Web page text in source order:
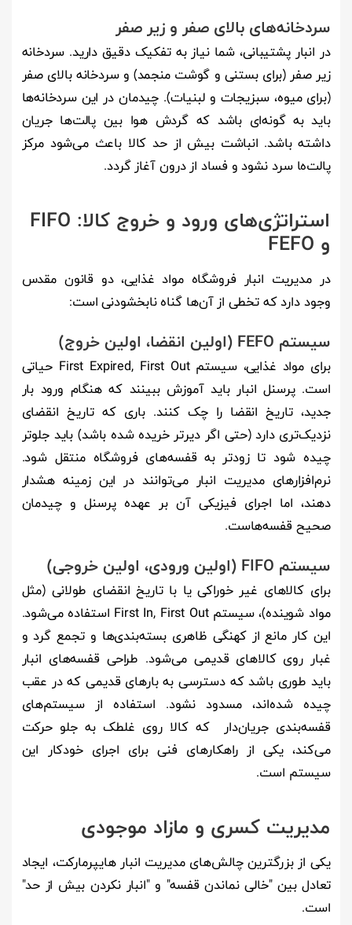
سردخانه‌های بالای صفر و زیر صفر
در انبار پشتیبانی، شما نیاز به تفکیک دقیق دارید. سردخانه
زیر صفر (برای بستنی و گوشت منجمد) و سردخانه بالای صفر
(برای میوه، سبزیجات و لبنیات). چیدمان در این سردخانه‌ها
باید به گونه‌ای باشد که گردش هوا بین پالت‌ها جریان
داشته باشد. انباشت بیش از حد کالا باعث می‌شود مرکز
پالت‌ها سرد نشود و فساد از درون آغاز گردد.
استراتژی‌های ورود و خروج کالا: FIFO
و FEFO
در مدیریت انبار فروشگاه مواد غذایی، دو قانون مقدس
وجود دارد که تخطی از آن‌ها گناه نابخشودنی است:
سیستم FEFO (اولین انقضا، اولین خروج)
برای مواد غذایی، سیستم First Expired, First Out حیاتی
است. پرسنل انبار باید آموزش ببینند که هنگام ورود بار
جدید، تاریخ انقضا را چک کنند. باری که تاریخ انقضای
نزدیک‌تری دارد (حتی اگر دیرتر خریده شده باشد) باید جلوتر
چیده شود تا زودتر به قفسه‌های فروشگاه منتقل شود.
نرم‌افزارهای مدیریت انبار می‌توانند در این زمینه هشدار
دهند، اما اجرای فیزیکی آن بر عهده پرسنل و چیدمان
صحیح قفسه‌هاست.
سیستم FIFO (اولین ورودی، اولین خروجی)
برای کالاهای غیر خوراکی یا با تاریخ انقضای طولانی (مثل
مواد شوینده)، سیستم First In, First Out استفاده می‌شود.
این کار مانع از کهنگی ظاهری بسته‌بندی‌ها و تجمع گرد و
غبار روی کالاهای قدیمی می‌شود. طراحی قفسه‌های انبار
باید طوری باشد که دسترسی به بارهای قدیمی که در عقب
چیده شده‌اند، مسدود نشود. استفاده از سیستم‌های
قفسه‌بندی جریان‌دار که کالا روی غلطک به جلو حرکت
می‌کند، یکی از راهکارهای فنی برای اجرای خودکار این
سیستم است.
مدیریت کسری و مازاد موجودی
یکی از بزرگترین چالش‌های مدیریت انبار هایپرمارکت، ایجاد
تعادل بین "خالی نماندن قفسه" و "انبار نکردن بیش از حد"
است.